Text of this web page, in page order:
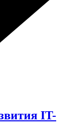
IT-